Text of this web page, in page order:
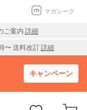
マガシーク
ご案内 詳細
〜 送料改訂詳細
キャンペーン